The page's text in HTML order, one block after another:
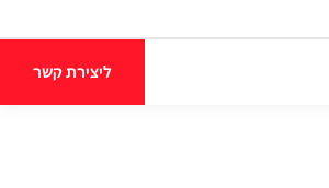
ליצירת קשר